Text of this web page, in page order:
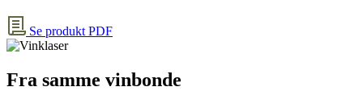
Se produkt PDF
Fra samme vinbonde